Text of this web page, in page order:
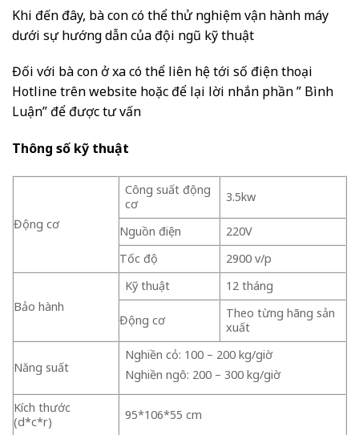
Khi đến đây, bà con có thể thử nghiệm vận hành máy
dưới sự hướng dẫn của đội ngũ kỹ thuật
Đối với bà con ở xa có thể liên hệ tới số điện thoại
Hotline trên website hoặc để lại lời nhắn phần ” Bình
Luận” để được tư vấn
Thông số kỹ thuật
Động cơ
Công suất động
cơ
3.5kw
Nguồn điện
220V
Tốc độ
2900 v/p
Bảo hành
Kỹ thuật 12 tháng
Động cơ
Theo từng hãng sản
xuất
Năng suất
Nghiền cỏ: 100 – 200 kg/giờ
Nghiền ngô: 200 – 300 kg/giờ
Kích thước
(d*c*r)
95*106*55 cm